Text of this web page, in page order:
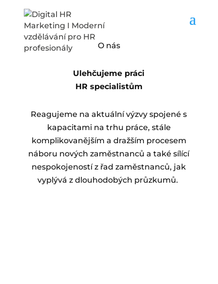
O nás
Ulehčujeme práci
HR specialistům
Reagujeme na aktuální výzvy spojené s
kapacitami na trhu práce, stále
komplikovanějším a dražším procesem
náboru nových zaměstnanců a také sílící
nespokojeností z řad zaměstnanců, jak
vyplývá z dlouhodobých průzkumů.